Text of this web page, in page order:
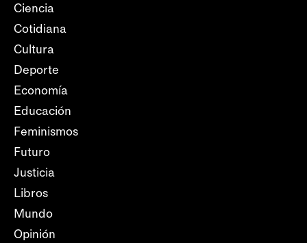
Ciencia
Cotidiana
Cultura
Deporte
Economía
Educación
Feminismos
Futuro
Justicia
Libros
Mundo
Opinión